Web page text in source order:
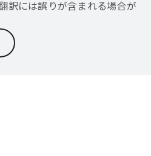
訳には誤りが含まれる場合が